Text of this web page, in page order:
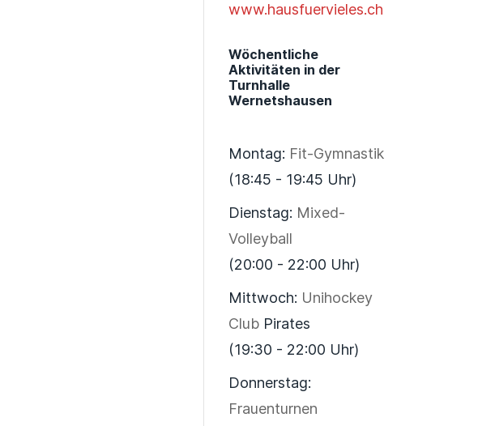
www.hausfuervieles.ch
Wöchentliche
Aktivitäten in der
Turnhalle
Wernetshausen
Montag: Fit-Gymnastik
(18:45 - 19:45 Uhr)
Dienstag: Mixed-
Volleyball
(20:00 - 22:00 Uhr)
Mittwoch: Unihockey
Club Pirates
(19:30 - 22:00 Uhr)
Donnerstag:
Frauenturnen